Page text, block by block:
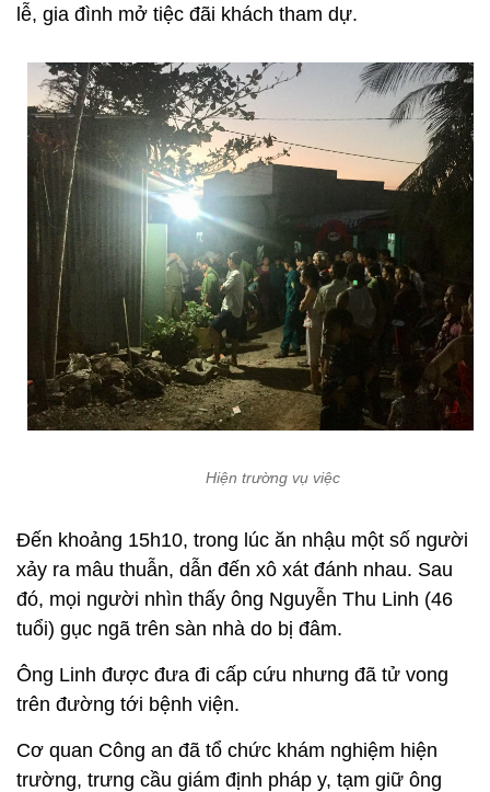
lễ, gia đình mở tiệc đãi khách tham dự.
Hiện trường vụ việc
Đến khoảng 15h10, trong lúc ăn nhậu một số người
xảy ra mâu thuẫn, dẫn đến xô xát đánh nhau. Sau
đó, mọi người nhìn thấy ông Nguyễn Thu Linh (46
tuổi) gục ngã trên sàn nhà do bị đâm.
Ông Linh được đưa đi cấp cứu nhưng đã tử vong
trên đường tới bệnh viện.
Cơ quan Công an đã tổ chức khám nghiệm hiện
trường, trưng cầu giám định pháp y, tạm giữ ông